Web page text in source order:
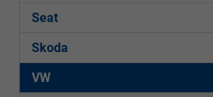
Seat
Skoda
VW